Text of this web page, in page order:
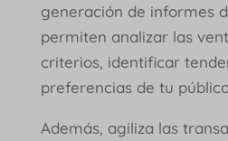
generación de informes
permiten analizar las
criterios, identificar
preferencias de tu
Además, agiliza las